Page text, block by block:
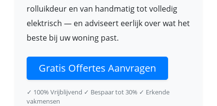
rolluikdeur en van handmatig tot volledig
elektrisch — en adviseert eerlijk over wat het
beste bij uw woning past.
Gratis Offertes Aanvragen
✓ 100% Vrijblijvend ✓ Bespaar tot 30% ✓ Erkende
vakmensen